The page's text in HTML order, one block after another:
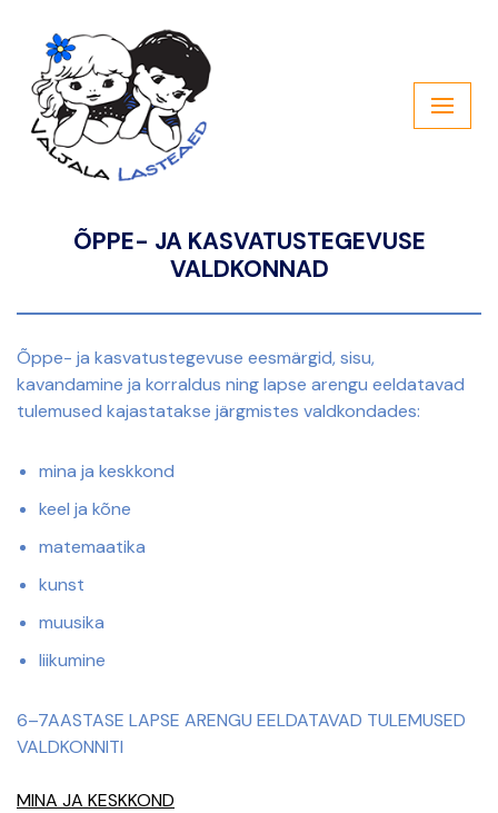
Skip
to
content
ÕPPE- JA KASVATUSTEGEVUSE
VALDKONNAD
Õppe- ja kasvatustegevuse eesmärgid, sisu,
kavandamine ja korraldus ning lapse arengu eeldatavad
tulemused kajastatakse järgmistes valdkondades:
mina ja keskkond
keel ja kõne
matemaatika
kunst
muusika
liikumine
6–7AASTASE LAPSE ARENGU EELDATAVAD TULEMUSED
VALDKONNITI
MINA JA KESKKOND